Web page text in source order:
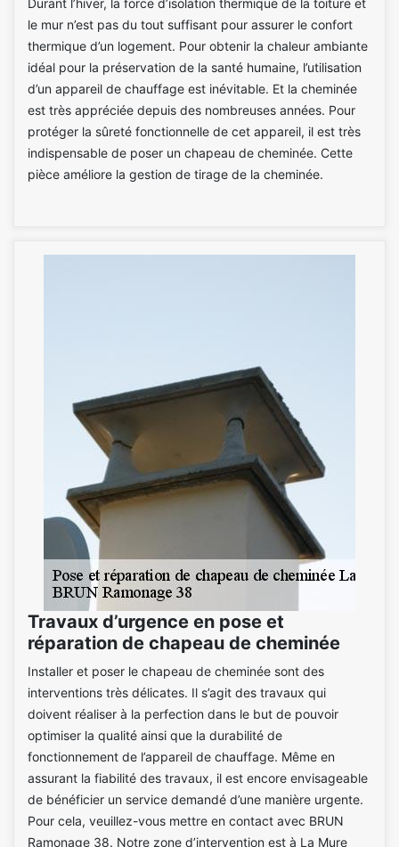
le mur n’est pas du tout suffisant pour assurer le confort
thermique d’un logement. Pour obtenir la chaleur ambiante
idéal pour la préservation de la santé humaine, l’utilisation
d’un appareil de chauffage est inévitable. Et la cheminée
est très appréciée depuis des nombreuses années. Pour
protéger la sûreté fonctionnelle de cet appareil, il est très
indispensable de poser un chapeau de cheminée. Cette
pièce améliore la gestion de tirage de la cheminée.
Travaux d’urgence en pose et
réparation de chapeau de cheminée
Installer et poser le chapeau de cheminée sont des
interventions très délicates. Il s’agit des travaux qui
doivent réaliser à la perfection dans le but de pouvoir
optimiser la qualité ainsi que la durabilité de
fonctionnement de l’appareil de chauffage. Même en
assurant la fiabilité des travaux, il est encore envisageable
de bénéficier un service demandé d’une manière urgente.
Pour cela, veuillez-vous mettre en contact avec BRUN
Ramonage 38. Notre zone d’intervention est à La Mure